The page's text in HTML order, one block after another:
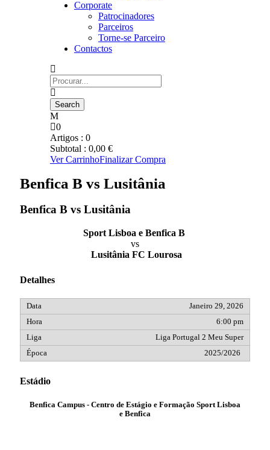
Corporate
Patrocinadores
Parceiros
Torne-se Parceiro
Contactos
0
Artigos : 0
Subtotal : 0,00 €
Ver CarrinhoFinalizar Compra
Benfica B vs Lusitânia
Benfica B vs Lusitânia
Sport Lisboa e Benfica B
vs
Lusitânia FC Lourosa
Detalhes
Janeiro 29, 2026
6:00 pm
Liga Portugal 2 Meu Super
2025/2026
Estádio
Benfica Campus - Centro de Estágio e Formação Sport Lisboa
e Benfica